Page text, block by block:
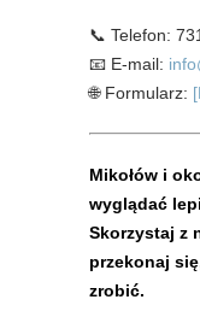
📞 Telefon:
📧 E-mail:
🌐 Formularz:
Mikołów i
wyglądać
Skorzystaj z
przekonaj
zrobić.